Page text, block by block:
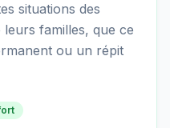
situations des
familles, que ce
ou un répit